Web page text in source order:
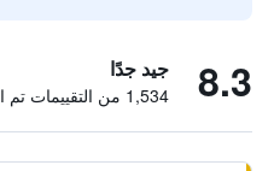
8.3 جيد جدًا
1,534 من التقييمات تم التحقق منها